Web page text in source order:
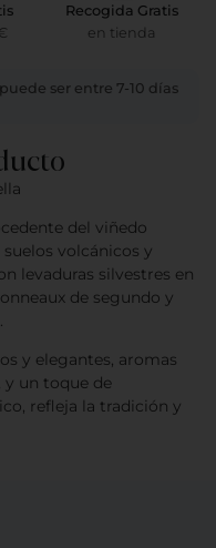
Recogida Gratis
en tienda
ser entre 7-10 días
del viñedo
volcánicos y
levaduras silvestres en
de segundo y
y elegantes, aromas
y un toque de
refleja la tradición y